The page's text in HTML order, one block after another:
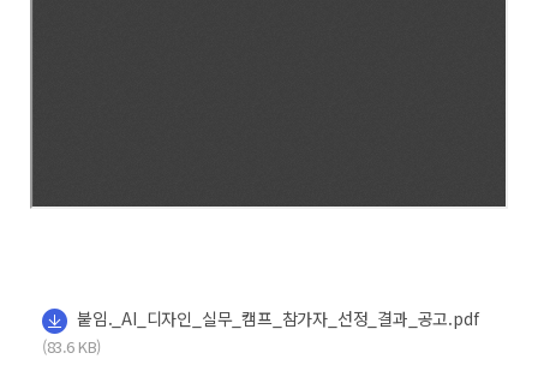
붙임._AI_디자인_실무_캠프_참가자_선정_결과_공고.pdf
(83.6 KB)